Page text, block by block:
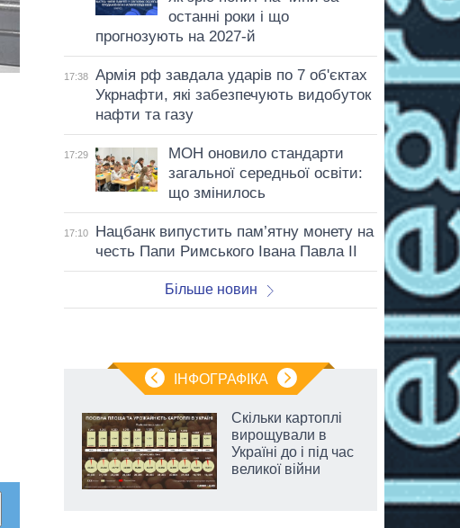
останні роки і що
прогнозують на 2027-й
17:38
Армія рф завдала ударів по 7 об'єктах
Укрнафти, які забезпечують видобуток
нафти та газу
17:29
МОН оновило стандарти
загальної середньої освіти:
що змінилось
17:10
Нацбанк випустить пам’ятну монету на
честь Папи Римського Івана Павла II
Більше новин
ІНФОГРАФІКА
Скільки картоплі
вирощували в
Україні до і під час
великої війни